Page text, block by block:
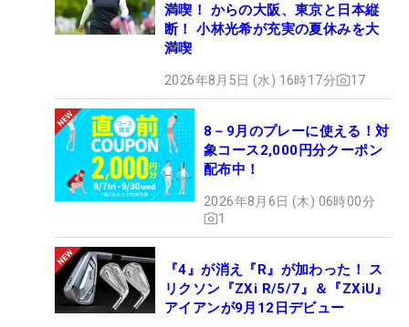
満喫！ からの大阪、東京と日本縦
断！ 小林光希が充実の夏休みを大
満喫
2026年8月5日 (水) 16時17分 17
8－9月のプレーに使える！対
象コース2,000円分クーポン
配布中！
2026年8月6日 (木) 06時00分
1
『4』が消え『R』が加わった！ ス
リクソン『ZXi R/5/7』＆『ZXiU』
アイアンが9月12日デビュー